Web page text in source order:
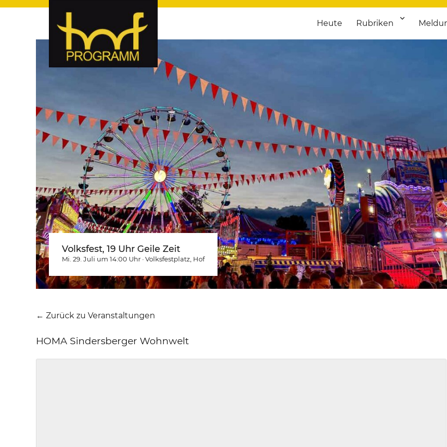
hof-programm – das Veranstaltungsportal für
hof-programm – das Veranstaltungsportal für Hof und Hochfranken. Täglich aktuelle Termine von Kultur bis Sport, von
Heute Rubriken
Volksfest, 19 Uhr Geile Zeit
Mi. 29. Juli um 14:00 Uhr ·Volksfestplatz , Hof
← Zurück zu Veranstaltungen
HOMA Sindersberger Wohnwelt